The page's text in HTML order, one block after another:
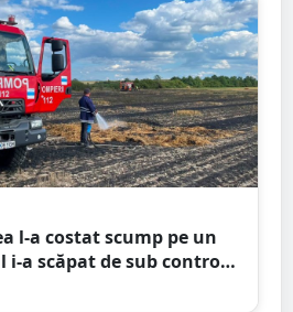
l-a costat scump pe un
i-a scăpat de sub control.
pagube majore